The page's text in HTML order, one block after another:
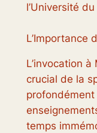
l’Université
L’Importance
L’invocation
crucial de la
temps